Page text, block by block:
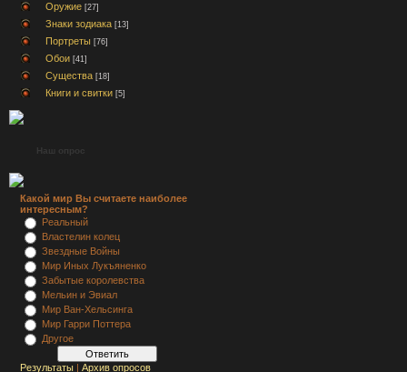
Оружие [27]
Знаки зодиака [13]
Портреты [76]
Обои [41]
Существа [18]
Книги и свитки [5]
Наш опрос
Какой мир Вы считаете наиболее
интересным?
Реальный
Властелин колец
Звездные Войны
Мир Иных Лукъяненко
Забытые королевства
Мельин и Эвиал
Мир Ван-Хельсинга
Мир Гарри Поттера
Другое
Результаты | Архив опросов